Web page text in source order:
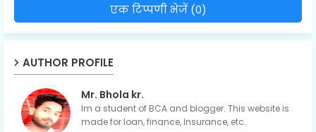
एक टिप्पणी भेजें (0)
AUTHOR PROFILE
Mr. Bhola kr.
Im a student of BCA and blogger. This website is
made for loan, finance, Insurance, etc.